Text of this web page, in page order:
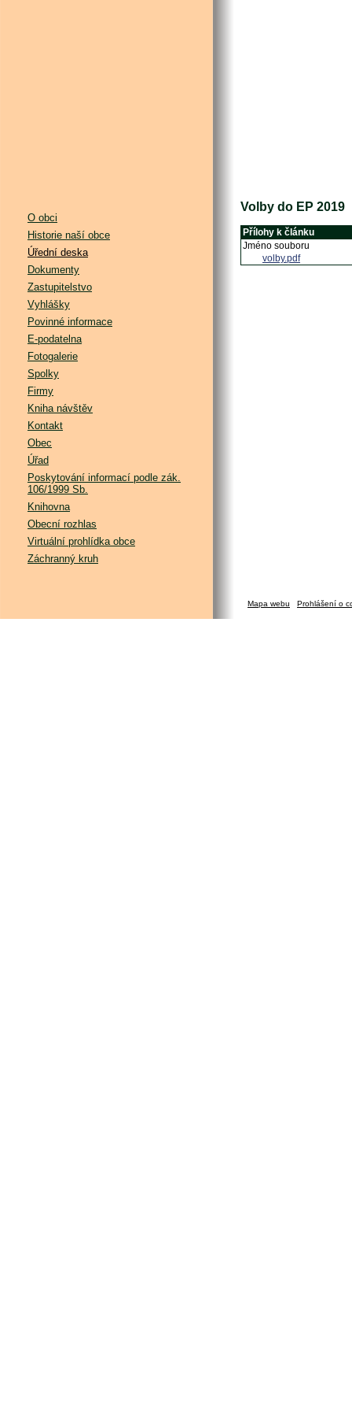
O obci
Historie naší obce
Úřední deska
Dokumenty
Zastupitelstvo
Vyhlášky
Povinné informace
E-podatelna
Fotogalerie
Spolky
Firmy
Kniha návštěv
Kontakt
Obec
Úřad
Poskytování informací podle zák.
106/1999 Sb.
Knihovna
Obecní rozhlas
Virtuální prohlídka obce
Záchranný kruh
Volby do EP 2019
Přílohy k článku
Jméno souboru
volby.pdf
Mapa webu Prohlášení o